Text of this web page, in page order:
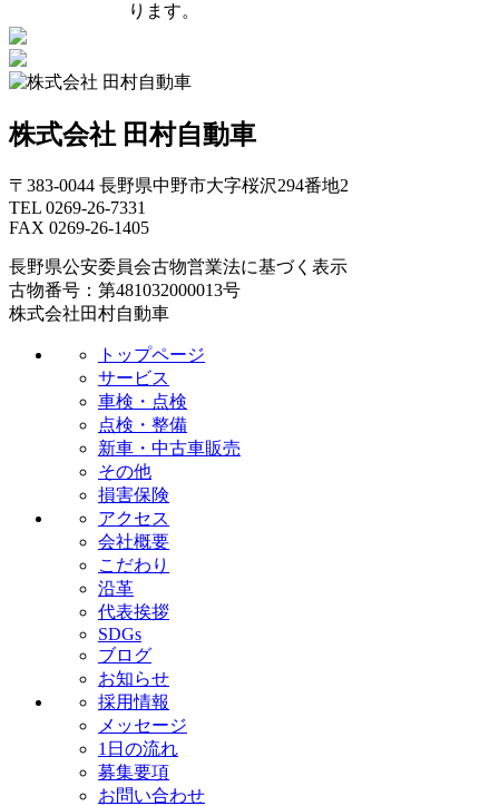
ります。
株式会社 田村自動車
〒383-0044 長野県中野市大字桜沢294番地2
TEL 0269-26-7331
FAX 0269-26-1405
長野県公安委員会古物営業法に基づく表示
古物番号：第481032000013号
株式会社田村自動車
トップページ
サービス
車検・点検
点検・整備
新車・中古車販売
その他
損害保険
アクセス
会社概要
こだわり
沿革
代表挨拶
SDGs
ブログ
お知らせ
採用情報
メッセージ
1日の流れ
募集要項
お問い合わせ